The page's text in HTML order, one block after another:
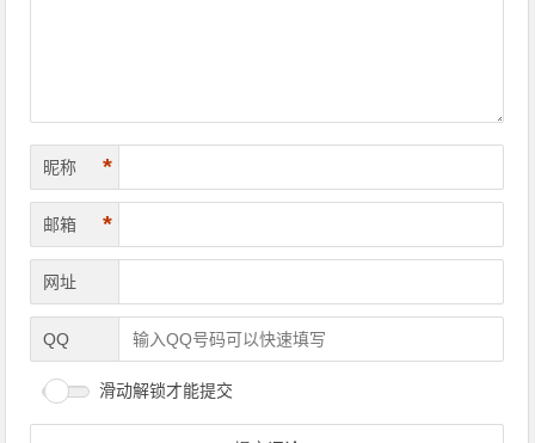
昵称 *
邮箱 *
网址
QQ
滑动解锁才能提交